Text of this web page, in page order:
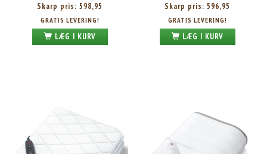
Skarp pris: 598,95
GRATIS LEVERING!
LÆG I KURV
Skarp pris: 596,95
GRATIS LEVERING!
LÆG I KURV